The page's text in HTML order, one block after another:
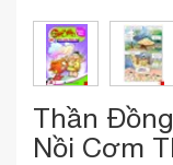
Thần
Nồi Cơm